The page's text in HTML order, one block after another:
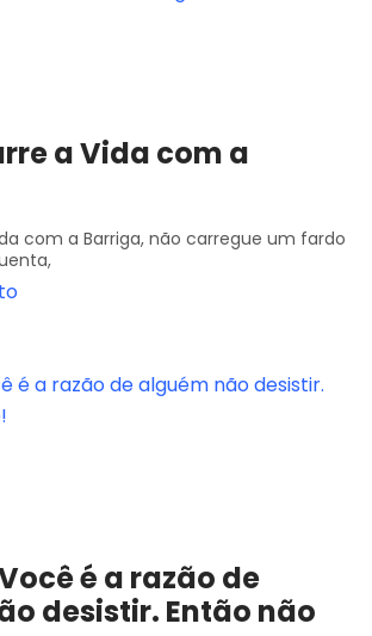
a Vida com a
com a Barriga, não carregue um fardo
é a razão de
desistir. Então não